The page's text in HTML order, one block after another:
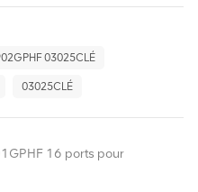
03025CLÉ
03025CLÉ
16 ports pour